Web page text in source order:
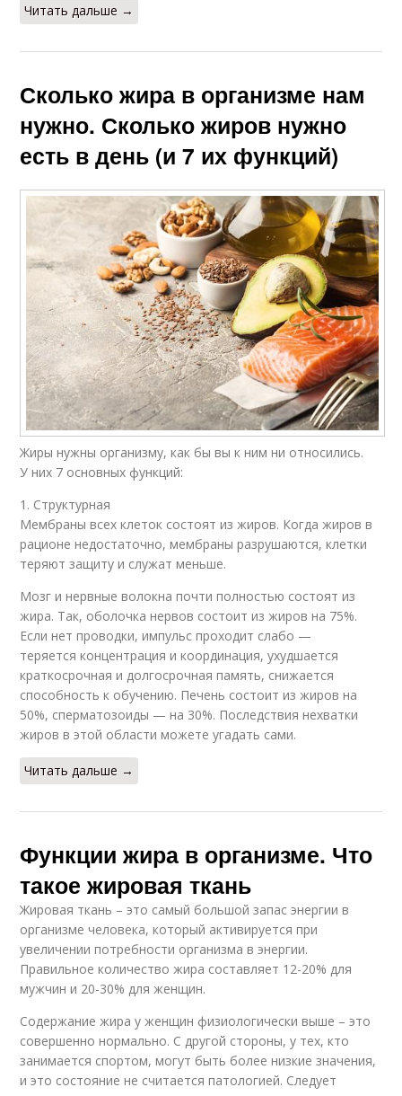
Читать дальше →
Сколько жира в организме нам
нужно. Сколько жиров нужно
есть в день (и 7 их функций)
Жиры нужны организму, как бы вы к ним ни относились.
У них 7 основных функций:
1. Структурная
Мембраны всех клеток состоят из жиров. Когда жиров в
рационе недостаточно, мембраны разрушаются, клетки
теряют защиту и служат меньше.
Мозг и нервные волокна почти полностью состоят из
жира. Так, оболочка нервов состоит из жиров на 75%.
Если нет проводки, импульс проходит слабо —
теряется концентрация и координация, ухудшается
краткосрочная и долгосрочная память, снижается
способность к обучению. Печень состоит из жиров на
50%, сперматозоиды — на 30%. Последствия нехватки
жиров в этой области можете угадать сами.
Читать дальше →
Функции жира в организме. Что
такое жировая ткань
Жировая ткань – это самый большой запас энергии в
организме человека, который активируется при
увеличении потребности организма в энергии.
Правильное количество жира составляет 12-20% для
мужчин и 20-30% для женщин.
Содержание жира у женщин физиологически выше – это
совершенно нормально. С другой стороны, у тех, кто
занимается спортом, могут быть более низкие значения,
и это состояние не считается патологией. Следует